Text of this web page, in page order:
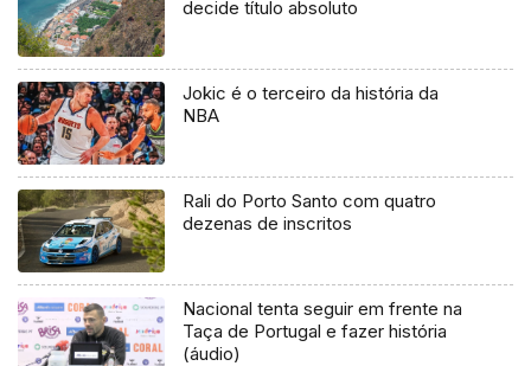
decide título absoluto
Jokic é o terceiro da história da
NBA
Rali do Porto Santo com quatro
dezenas de inscritos
Nacional tenta seguir em frente na
Taça de Portugal e fazer história
(áudio)